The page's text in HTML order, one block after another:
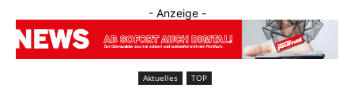
- Anzeige -
Aktuelles TOP